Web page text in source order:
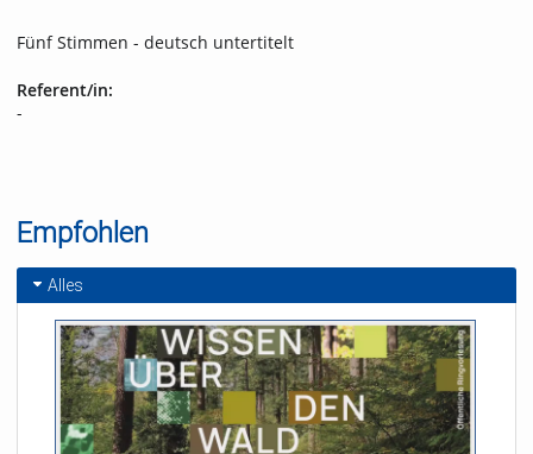
Fünf Stimmen - deutsch untertitelt
Referent/in:
-
Empfohlen
Alles